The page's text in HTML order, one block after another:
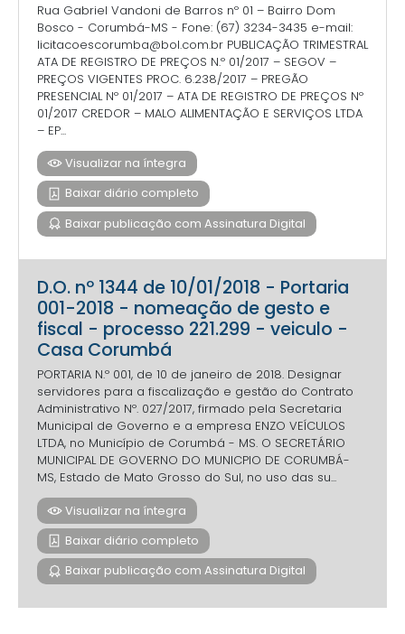
Rua Gabriel Vandoni de Barros nº 01 – Bairro Dom
Bosco - Corumbá-MS - Fone: (67) 3234-3435 e-mail:
licitacoescorumba@bol.com.br PUBLICAÇÃO TRIMESTRAL
ATA DE REGISTRO DE PREÇOS N.º 01/2017 – SEGOV –
PREÇOS VIGENTES PROC. 6.238/2017 – PREGÃO
PRESENCIAL Nº 01/2017 – ATA DE REGISTRO DE PREÇOS Nº
01/2017 CREDOR – MALO ALIMENTAÇÃO E SERVIÇOS LTDA
– EP...
Visualizar na íntegra
Baixar diário completo
Baixar publicação com Assinatura Digital
D.O. nº 1344 de 10/01/2018 - Portaria
001-2018 - nomeação de gesto e
fiscal - processo 221.299 - veiculo -
Casa Corumbá
PORTARIA N.º 001, de 10 de janeiro de 2018. Designar
servidores para a fiscalização e gestão do Contrato
Administrativo Nº. 027/2017, firmado pela Secretaria
Municipal de Governo e a empresa ENZO VEÍCULOS
LTDA, no Município de Corumbá - MS. O SECRETÁRIO
MUNICIPAL DE GOVERNO DO MUNICPIO DE CORUMBÁ-
MS, Estado de Mato Grosso do Sul, no uso das su...
Visualizar na íntegra
Baixar diário completo
Baixar publicação com Assinatura Digital